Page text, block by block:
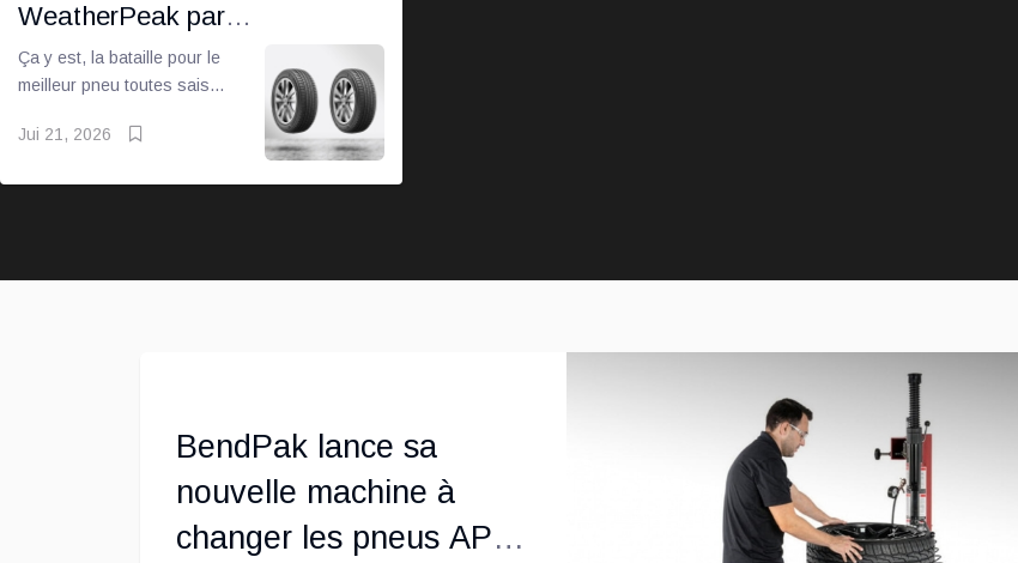
WeatherPeak par
l'UltraWeather
Ça y est, la bataille pour le
meilleur pneu toutes sais...
Jui 21, 2026
BendPak lance sa
nouvelle machine à
changer les pneus APEX